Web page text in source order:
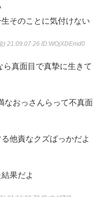
そのことに気付けない
) 21:09:07.26 ID:WOjXDEmd0
真面目で真摯に生きて
なおっさんらって不真面
他責なクズばっかだよ
果だよ